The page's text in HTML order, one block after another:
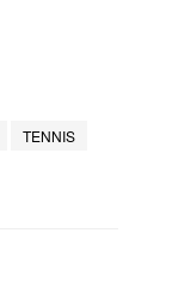
TENNIS